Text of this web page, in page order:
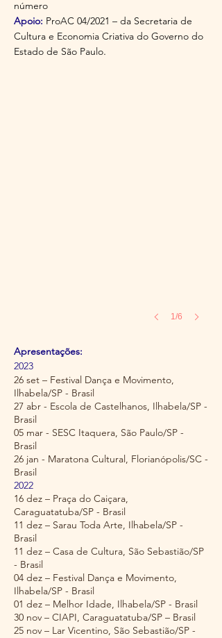
número
Apoio: ProAC 04/2021 – da Secretaria de
Cultura e Economia Criativa do Governo do
Estado de São Paulo.
1/6
Apresentações:
2023
26 set – Festival Dança e Movimento,
Ilhabela/SP - Brasil
27 abr - Escola de Castelhanos, Ilhabela/SP -
Brasil
05 mar - SESC Itaquera, São Paulo/SP -
Brasil
26 jan - Maratona Cultural, Florianópolis/SC -
Brasil
2022
16 dez – Praça do Caiçara,
Caraguatatuba/SP - Brasil
11 dez – Sarau Toda Arte, Ilhabela/SP -
Brasil
11 dez – Casa de Cultura, São Sebastião/SP
- Brasil
04 dez – Festival Dança e Movimento,
Ilhabela/SP - Brasil
01 dez – Melhor Idade, Ilhabela/SP - Brasil
30 nov – CIAPI, Caraguatatuba/SP – Brasil
25 nov – Lar Vicentino, São Sebastião/SP -